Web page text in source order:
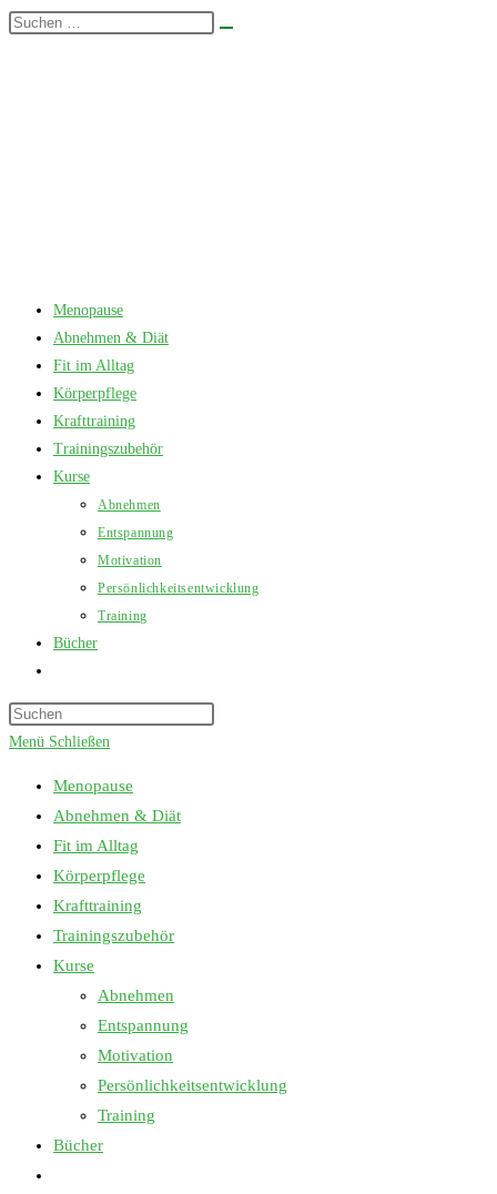
Zum
Diese
Menopause
Abnehmen & Diät
Fit im Alltag
Körperpflege
Krafttraining
Trainingszubehör
Kurse
Abnehmen
Entspannung
Motivation
Persönlichkeitsentwicklung
Training
Bücher
umschalten
Menü Schließen
Menopause
Abnehmen & Diät
Fit im Alltag
Körperpflege
Krafttraining
Trainingszubehör
Kurse
Abnehmen
Entspannung
Motivation
Persönlichkeitsentwicklung
Training
Bücher